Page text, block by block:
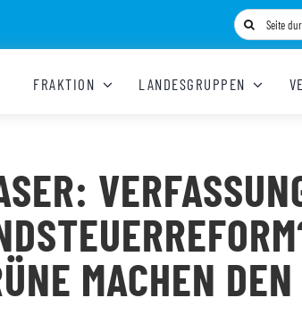
Suche
nach:
FRAKTION LANDESGRUPPEN
MACHEN